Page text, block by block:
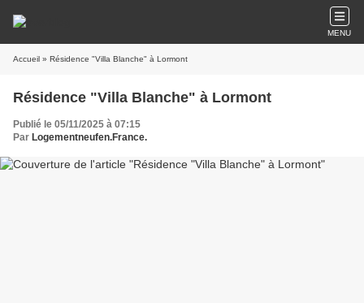
MENU
Accueil » Résidence "Villa Blanche" à Lormont
Résidence "Villa Blanche" à Lormont
Publié le 05/11/2025 à 07:15
Par Logementneufen.France.